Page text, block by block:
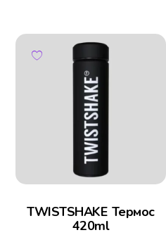
TWISTSHAKE Термос
420ml